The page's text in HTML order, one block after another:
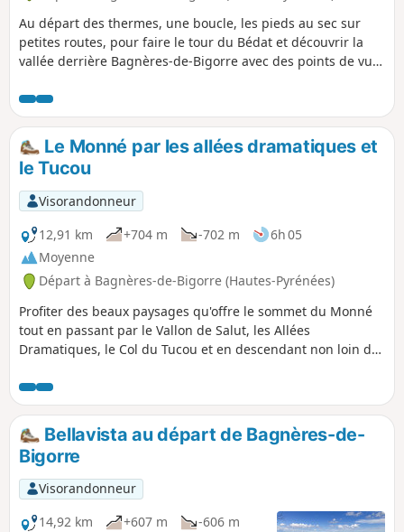
Au départ des thermes, une boucle, les pieds au sec sur
petites routes, pour faire le tour du Bédat et découvrir la
vallée derrière Bagnères-de-Bigorre avec des points de vue
Pyrénées.
Le Monné par les allées dramatiques et
le Tucou
Visorandonneur
12,91 km
+704 m -702 m
6h 05
Moyenne
Départ à Bagnères-de-Bigorre (Hautes-Pyrénées)
Profiter des beaux paysages qu'offre le sommet du Monné
tout en passant par le Vallon de Salut, les Allées
Dramatiques, le Col du Tucou et en descendant non loin de
notoire.
Bellavista au départ de Bagnères-de-
Bigorre
Visorandonneur
14,92 km
+607 m
-606 m